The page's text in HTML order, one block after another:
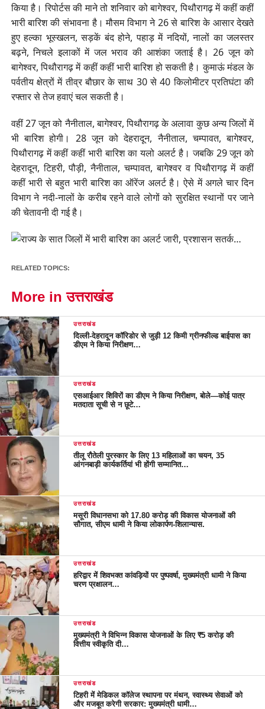
किया है। रिपोर्टस की माने तो शनिवार को बागेश्वर, पिथौरागढ़ में कहीं कहीं
भारी बारिश की संभावना है। मौसम विभाग ने 26 से बारिश के आसार देखते
हुए हल्का भूस्खलन, सड़कें बंद होने, पहाड़ में नदियों, नालों का जलस्तर
बढ़ने, निचले इलाकों में जल भराव की आशंका जताई है। 26 जून को
बागेश्वर, पिथौरागढ़ में कहीं कहीं भारी बारिश हो सकती है। कुमाऊं मंडल के
पर्वतीय क्षेत्रों में तीव्र बौछार के साथ 30 से 40 किलोमीटर प्रतिघंटा की
रफ्तार से तेज हवाएं चल सकती है।
वहीं 27 जून को नैनीताल, बागेश्वर, पिथौरागढ़ के अलावा कुछ अन्य जिलों में
भी बारिश होगी। 28 जून को देहरादून, नैनीताल, चम्पावत, बागेश्वर,
पिथौरागढ़ में कहीं कहीं भारी बारिश का यलो अलर्ट है। जबकि 29 जून को
देहरादून, टिहरी, पौड़ी, नैनीताल, चम्पावत, बागेश्वर व पिथौरागढ़ में कहीं
कहीं भारी से बहुत भारी बारिश का ऑरेंज अलर्ट है। ऐसे में अगले चार दिन
विभाग ने नदी-नालों के करीब रहने वाले लोगों को सुरक्षित स्थानों पर जाने
की चेतावनी दी गई है।
RELATED TOPICS:
More in उत्तराखंड
उत्तराखंड
दिल्ली-देहरादून कॉरिडोर से जुड़ी 12 किमी ग्रीनफील्ड बाईपास का
डीएम ने किया निरीक्षण…
उत्तराखंड
एसआईआर शिविरों का डीएम ने किया निरीक्षण, बोले—कोई पात्र
मतदाता सूची से न छूटे…
उत्तराखंड
तीलू रौतेली पुरस्कार के लिए 13 महिलाओं का चयन, 35
आंगनबाड़ी कार्यकर्तियां भी होंगी सम्मानित…
उत्तराखंड
मसूरी विधानसभा को 17.80 करोड़ की विकास योजनाओं की
सौगात, सीएम धामी ने किया लोकार्पण-शिलान्यास.
उत्तराखंड
हरिद्वार में शिवभक्त कांवड़ियों पर पुष्पवर्षा, मुख्यमंत्री धामी ने किया
चरण प्रक्षालन…
उत्तराखंड
मुख्यमंत्री ने विभिन्न विकास योजनाओं के लिए ₹5 करोड़ की
वित्तीय स्वीकृति दी…
उत्तराखंड
टिहरी में मेडिकल कॉलेज स्थापना पर मंथन, स्वास्थ्य सेवाओं को
और मजबूत करेगी सरकार: मुख्यमंत्री धामी…